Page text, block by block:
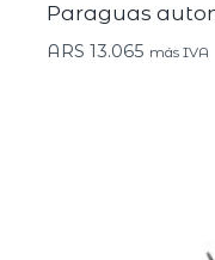
Paraguas
ARS 13.065 más IVA